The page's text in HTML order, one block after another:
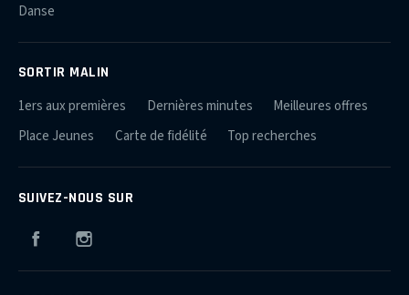
Danse
SORTIR MALIN
1ers aux premières Dernières minutes
Meilleures offres
Place Jeunes
Carte de fidélité Top recherches
SUIVEZ-NOUS SUR
Facebook